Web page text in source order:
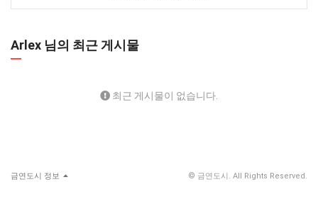
Arlex 님의 최근 게시물
최근 게시물이 없습니다.
금연도시 정보 © 금연도시. All Rights Reserved.